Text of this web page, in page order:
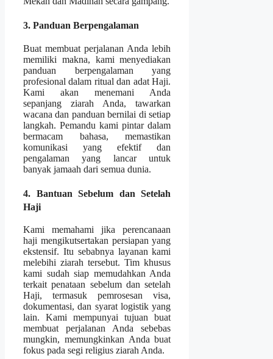
3. Panduan Berpengalaman
Buat membuat perjalanan Anda lebih
memiliki makna, kami menyediakan
panduan berpengalaman yang
profesional dalam ritual dan adat Haji.
Kami akan menemani Anda
sepanjang ziarah Anda, tawarkan
wacana dan panduan bernilai di setiap
langkah. Pemandu kami pintar dalam
bermacam bahasa, memastikan
komunikasi yang efektif dan
pengalaman yang lancar untuk
banyak jamaah dari semua dunia.
4. Bantuan Sebelum dan Setelah
Haji
Kami memahami jika perencanaan
haji mengikutsertakan persiapan yang
ekstensif. Itu sebabnya layanan kami
melebihi ziarah tersebut. Tim khusus
kami sudah siap memudahkan Anda
terkait penataan sebelum dan setelah
Haji, termasuk pemrosesan visa,
dokumentasi, dan syarat logistik yang
lain. Kami mempunyai tujuan buat
membuat perjalanan Anda sebebas
mungkin, memungkinkan Anda buat
fokus pada segi religius ziarah Anda.